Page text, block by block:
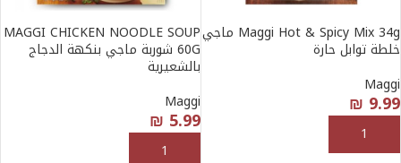
Maggi Hot & Spicy Mix 34g ماجي
خلطة توابل حارة
Maggi
₪ 9.99
إضافة إلى السلة
MAGGI CHICKEN NOODLE SOUP
60G شوربة ماجي بنكهة الدجاج
بالشعيرية
Maggi
₪ 5.99
إضافة إلى السلة